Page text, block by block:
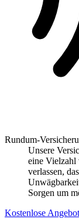
Rundum-
Unsere
eine Vielzahl
verlassen,
Sorgen um
Kostenlose